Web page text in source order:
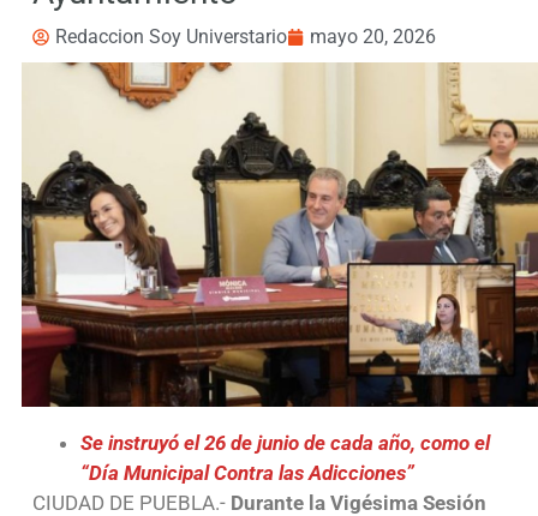
Redaccion Soy Universtario mayo 20, 2026
Se instruyó el 26 de junio de cada año, como el
“Día Municipal Contra las Adicciones”
CIUDAD DE PUEBLA.- Durante la Vigésima Sesión